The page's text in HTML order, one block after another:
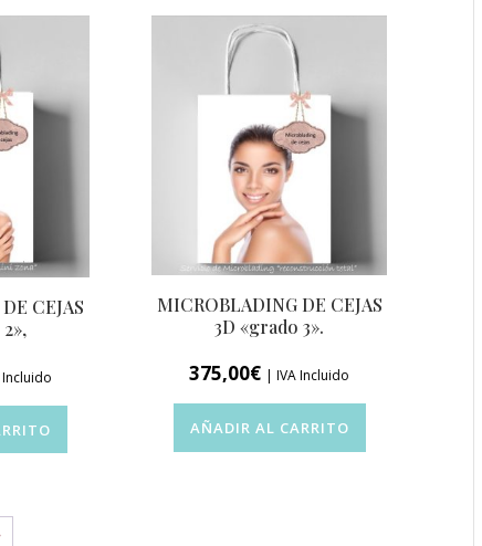
CEJAS
Incluido
MICROBLADING DE CEJAS
3D «grado 3».
375,00€ | IVA Incluido
AÑADIR AL CARRITO